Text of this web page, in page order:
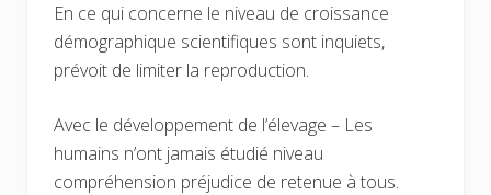
En ce qui concerne le niveau de croissance
démographique scientifiques sont inquiets,
prévoit de limiter la reproduction.
Avec le développement de l’élevage – Les
humains n’ont jamais étudié niveau
compréhension préjudice de retenue à tous.